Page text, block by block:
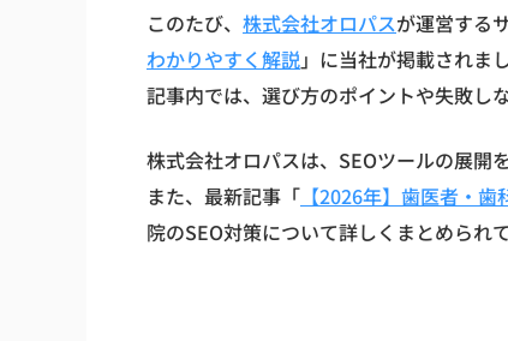
このたび、 株式会社オロパスが運営する
わかりやすく解説」​に当社が掲載されまし
記事内では、選び方のポイントや失敗し
株式会社オロパスは、SEOツールの展開
また、最新記事「 【2026年】歯医者・
院のSEO対策について詳しくまとめられ